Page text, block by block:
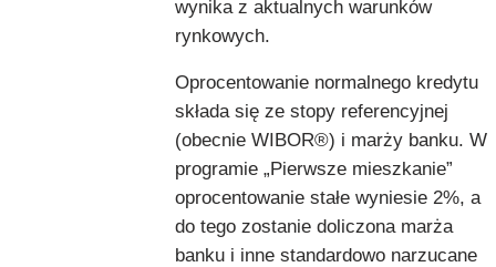
wynika z aktualnych warunków
rynkowych.
Oprocentowanie normalnego kredytu
składa się ze stopy referencyjnej
(obecnie WIBOR®) i marży banku. W
programie „Pierwsze mieszkanie”
oprocentowanie stałe wyniesie 2%, a
do tego zostanie doliczona marża
banku i inne standardowo narzucane